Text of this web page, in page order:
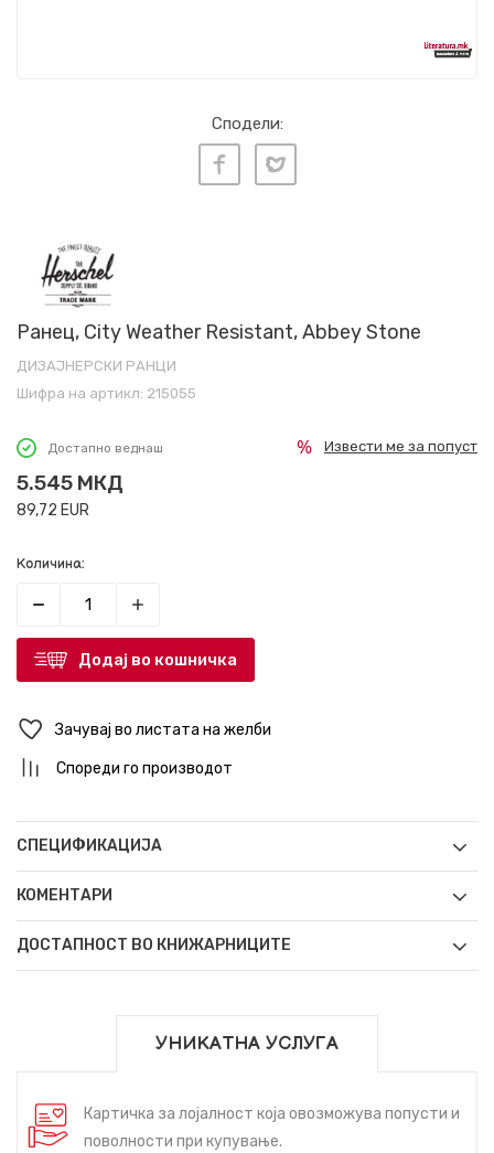
Сподели:
Ранец, City Weather Resistant, Abbey Stone
ДИЗАЈНЕРСКИ РАНЦИ
Шифра на артикл: 215055
Достапно веднаш
5.545 МКД
89,72 EUR
Извести ме за попуст
Количина:
Додај во кошничка
Зачувај во листата на желби
Спореди го производот
СПЕЦИФИКАЦИЈА
КОМЕНТАРИ
ДОСТАПНОСТ ВО КНИЖАРНИЦИТЕ
УНИКАТНА УСЛУГА
Картичка за лојалност која овозможува попусти и
поволности при купување.